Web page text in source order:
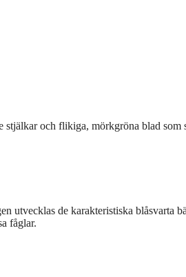
stjälkar och flikiga, mörkgröna blad som
utvecklas de karakteristiska blåsvarta
fåglar.